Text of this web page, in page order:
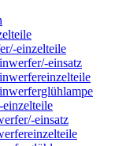
einzelteile
einsatz
einsatz